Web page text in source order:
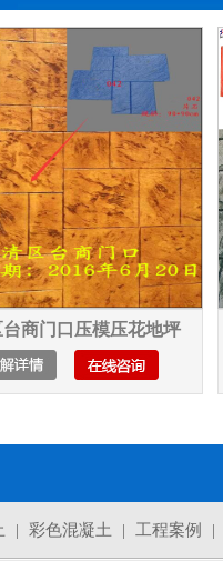
平压模压花地坪
| 彩色混凝土 | 工程案例 |